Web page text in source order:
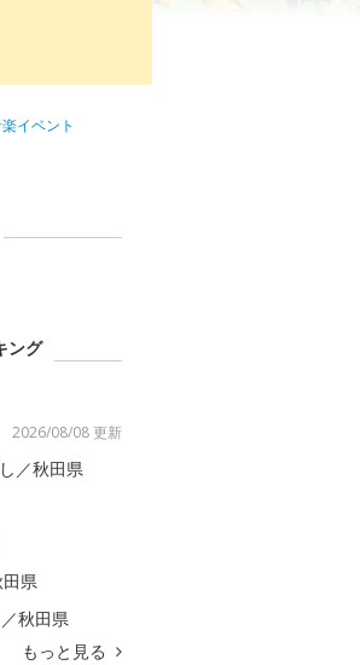
イベント
ング
2026/08/08 更新
／秋田県
県
秋田県
もっと見る